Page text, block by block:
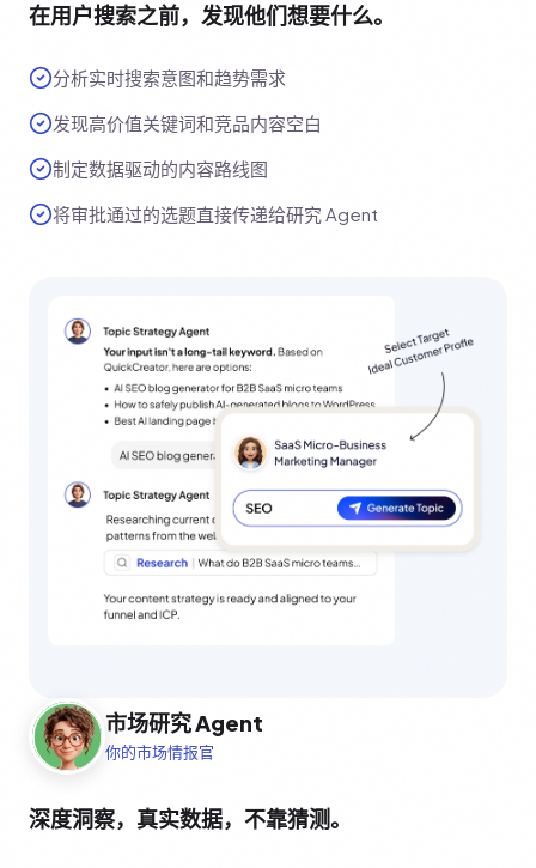
在用户搜索之前，发现他们想要什么。
分析实时搜索意图和趋势需求
发现高价值关键词和竞品内容空白
制定数据驱动的内容路线图
将审批通过的选题直接传递给研究 Agent
市场研究 Agent
你的市场情报官
深度洞察，真实数据，不靠猜测。